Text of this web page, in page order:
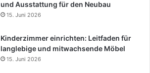
und Ausstattung für den Neubau
15. Juni 2026
Kinderzimmer einrichten: Leitfaden für
langlebige und mitwachsende Möbel
15. Juni 2026